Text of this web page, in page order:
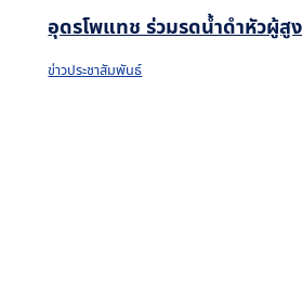
อุดรโพแทช ร่วมรดน้ำดำหัวผู้
ข่าวประชาสัมพันธ์